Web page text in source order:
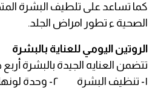
كما تساعد على تلطيف البشرة
الصحية ء تطور امراض الجلد.
الروتين اليومي للعناية بالبشرة
تتضمن العنايه الجيدة بالبشرة
١- تنظيف البشرة ٢- وحدة لونها